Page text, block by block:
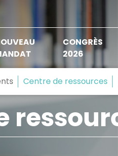
CONGRÈS
2026
Centre de ressources